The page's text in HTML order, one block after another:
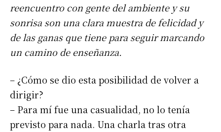
reencuentro con gente del ambiente y su
sonrisa son una clara muestra de felicidad y
de las ganas que tiene para seguir marcando
un camino de enseñanza.
– ¿Cómo se dio esta posibilidad de volver a
dirigir?
– Para mí fue una casualidad, no lo tenía
previsto para nada. Una charla tras otra